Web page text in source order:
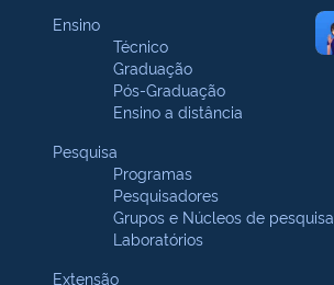
Ensino
Técnico
Graduação
Pós-Graduação
Ensino a distância
Pesquisa
Programas
Pesquisadores
Grupos e Núcleos de pesquisa
Laboratórios
Extensão